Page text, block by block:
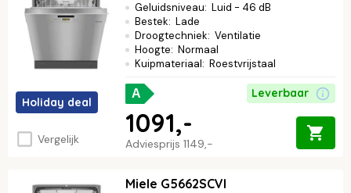
Holiday deal
Vergelijk
Geluidsniveau: Luid - 46 dB
Bestek: Lade
Droogtechniek: Ventilatie
Hoogte: Normaal
Kuipmateriaal: Roestvrijstaal
A Leverbaar
Adviesprijs 1149,-
1091,-
Miele G5662SCVI